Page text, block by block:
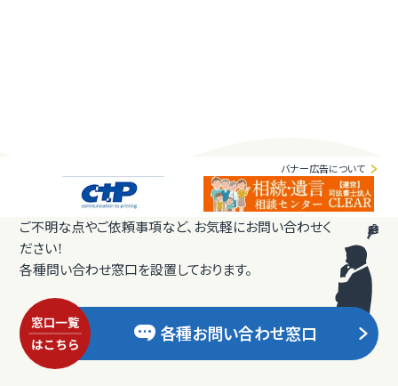
バナー広告について
ご不明な点やご依頼事項など、お気軽にお問い合わせく
ださい！
各種問い合わせ窓口を設置しております。
各種お問い合わせ窓口